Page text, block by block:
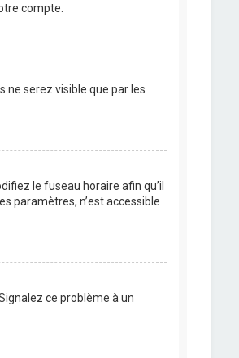
compte.
ne serez visible que par les
le fuseau horaire afin qu’il
paramètres, n’est accessible
ce problème à un